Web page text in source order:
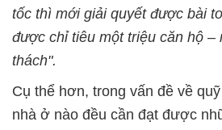
tốc thì mới giải quyết được bài
được chỉ tiêu một triệu căn hộ –
thách".
Cụ thể hơn, trong vấn đề về
nhà ở nào đều cần đạt được